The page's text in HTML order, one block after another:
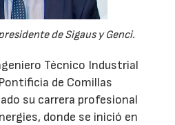
de Sigaus y Genci.
Técnico Industrial
de Comillas
su carrera profesional
donde se inició en